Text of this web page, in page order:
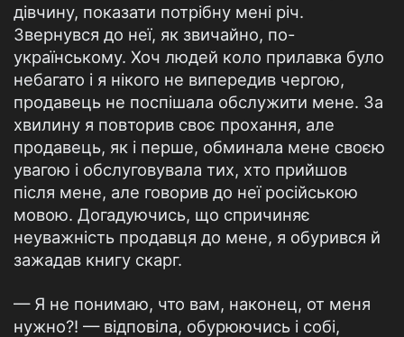
дівчину, показати потрібну мені річ.
Звернувся до неї, як звичайно, по-
українському. Хоч людей коло прилавка було
небагато і я нікого не випередив чергою,
продавець не поспішала обслужити мене. За
хвилину я повторив своє прохання, але
продавець, як і перше, обминала мене своєю
увагою і обслуговувала тих, хто прийшов
після мене, але говорив до неї російською
мовою. Догадуючись, що спричиняє
неуважність продавця до мене, я обурився й
зажадав книгу скарг.
— Я не понимаю, что вам, наконец, от меня
нужно?! — відповіла, обурюючись і собі,